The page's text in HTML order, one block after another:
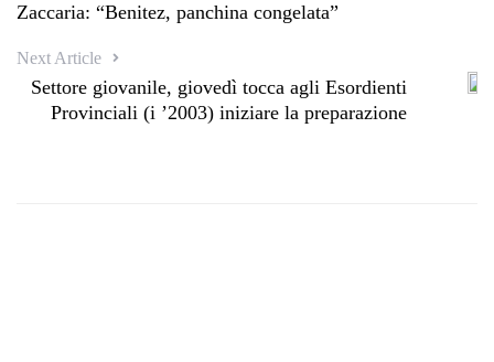
Zaccaria: “Benitez, panchina congelata”
Next Article
Settore giovanile, giovedì tocca agli Esordienti
Provinciali (i ’2003) iniziare la preparazione